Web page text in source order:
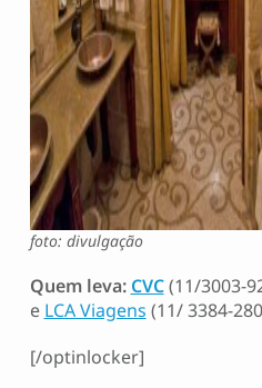
foto: divulgação
Quem leva: CVC(11/3003-
e LCA Viagens (11/ 3384-
[/optinlocker]